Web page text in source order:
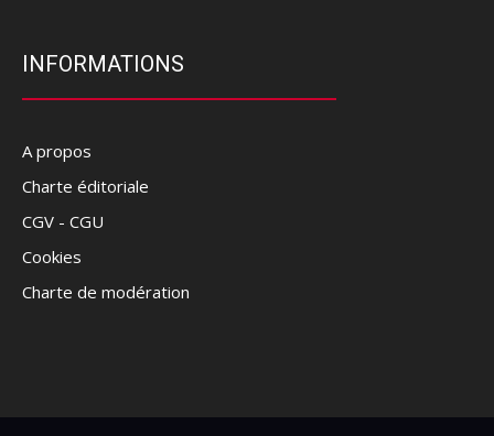
INFORMATIONS
A propos
Charte éditoriale
CGV - CGU
Cookies
Charte de modération